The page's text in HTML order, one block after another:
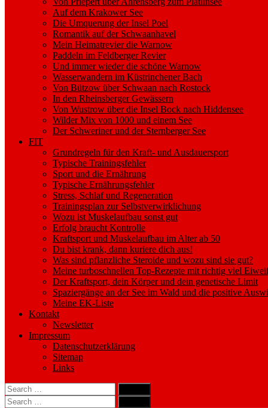
Auf dem Krakower See
Die Umquerung der Insel Poel
Romantik auf der Schwaanhavel
Mein Heimatrevier die Warnow
Paddeln im Feldberger Revier
Und immer wieder die schöne Warnow
Wasserwandern im Küstrinchener Bach
Von Bützow über Schwaan nach Rostock
In den Rheinsberger Gewässern
Von Wustrow über die Insel Bock nach Hiddensee
Wilder Mix von 1000 und einem See
Der Schweriner und der Sternberger See
FIT
Grundregeln für den Kraft- und Ausdauersport
Typische Trainingsfehler
Sport und die Ernährung
Typische Ernährungsfehler
Stress, Schlaf und Regeneration
Trainingsplan zur Selbstverwirklichung
Wozu ist Muskelaufbau sonst gut
Erfolg braucht Kontrolle
Kraftsport und Muskelaufbau im Alter ab 50
Du bist krank, dann kuriere dich aus!
Was sind pflanzliche Steroide und wozu sind sie gut?
Meine turboschnellen Top-Rezepte mit richtig viel
Der Kraftsport, dein Körper und dein genetische Limit
Spaziergänge an der See im Wald und die positive
Meine EK-Liste
Kontakt
Newsletter
Impressum
Datenschutzerklärung
Sitemap
Links
Search
for:
Search
Search